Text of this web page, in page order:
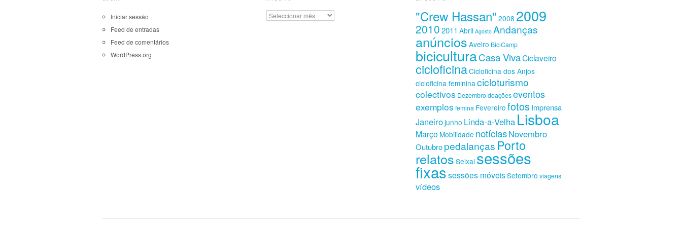
Iniciar sessão
Feed de entradas
Feed de comentários
WordPress.org
Arquivo "Crew Hassan" 2008 2009
20102011 Abril Agosto Andanças
anúncios Aveiro BiciCamp
biciculturaCasa VivaCiclaveiro
cicloficinaCicloficina dos Anjos
cicloficina feminina cicloturismo
colectivos Dezembrodoaçõeseventos
exemplos femina Fevereiro fotos Imprensa
Janeirojunho Linda-a-Velha Lisboa
Março Mobilidade notíciasNovembro
Outubro pedalanças Porto
relatos Seixal sessões
fixassessões móveisSetembro viagens
vídeos